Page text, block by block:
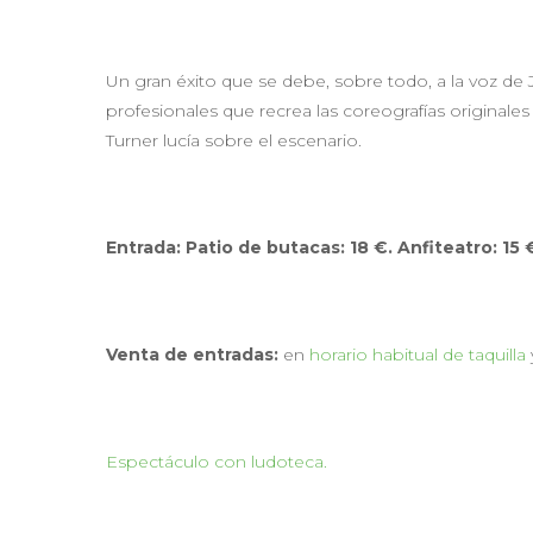
Un gran éxito que se debe, sobre todo, a la voz
profesionales que recrea las coreografías
Turner lucía sobre el escenario.
Entrada: Patio de butacas: 18 €. Anfiteatro: 15
Venta de entradas: en horario habitual de taquilla
Espectáculo con ludoteca.